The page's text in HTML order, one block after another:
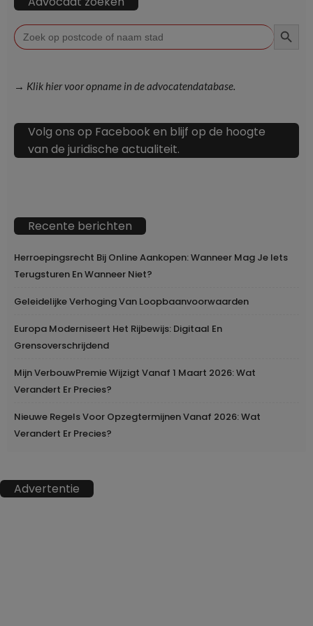
Zoek
naar:
→ Klik hier voor opname in de advocatendatabase.
Volg ons op Facebook en blijf op de hoogte
van de juridische actualiteit.
Recente berichten
Herroepingsrecht Bij Online Aankopen: Wanneer Mag Je Iets
Terugsturen En Wanneer Niet?
Geleidelijke Verhoging Van Loopbaanvoorwaarden
Europa Moderniseert Het Rijbewijs: Digitaal En
Grensoverschrijdend
Mijn VerbouwPremie Wijzigt Vanaf 1 Maart 2026: Wat
Verandert Er Precies?
Nieuwe Regels Voor Opzegtermijnen Vanaf 2026: Wat
Verandert Er Precies?
Advertentie